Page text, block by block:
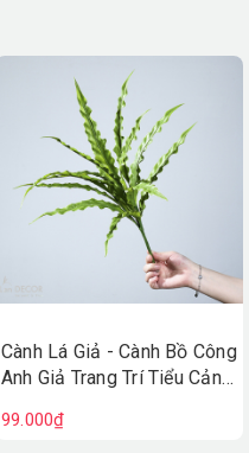
Cành Lá Giả - Cành Bồ Công
Anh Giả Trang Trí Tiểu Cảnh
99.000₫